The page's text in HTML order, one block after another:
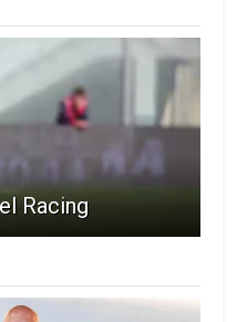
Racing